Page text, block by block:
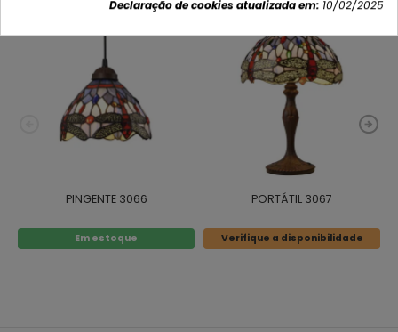
PINGENTE 3066
Em estoque
PORTÁTIL 3067
Verifique a disponibilidade
Declaração de cookies atualizada em: 10/02/2025